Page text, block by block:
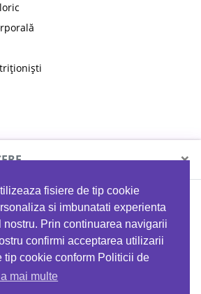
fisiere de tip cookie
si imbunatati experienta
nostru. Prin continuarea navigarii
confirmi acceptarea utilizarii
tip cookie conform Politicii de
mai multe
×
orice comandă folosind codul
EATTRACK